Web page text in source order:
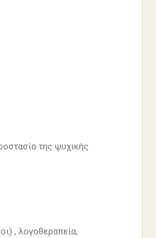
της ψυχικής
, λογοθεραπεία,